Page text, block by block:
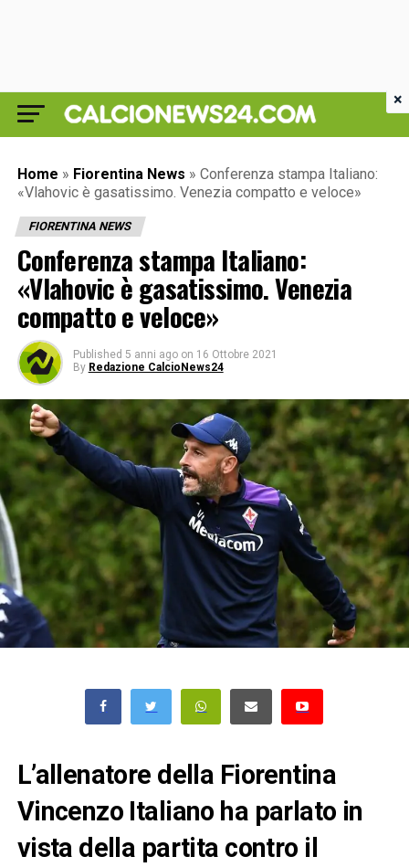
Home » Fiorentina News » Conferenza stampa Italiano:
«Vlahovic è gasatissimo. Venezia compatto e veloce»
FIORENTINA NEWS
Conferenza stampa Italiano:
«Vlahovic è gasatissimo. Venezia
compatto e veloce»
Published 5 anni ago on 16 Ottobre 2021
By Redazione CalcioNews24
L’allenatore della Fiorentina
Vincenzo Italiano ha parlato in
vista della partita contro il
×